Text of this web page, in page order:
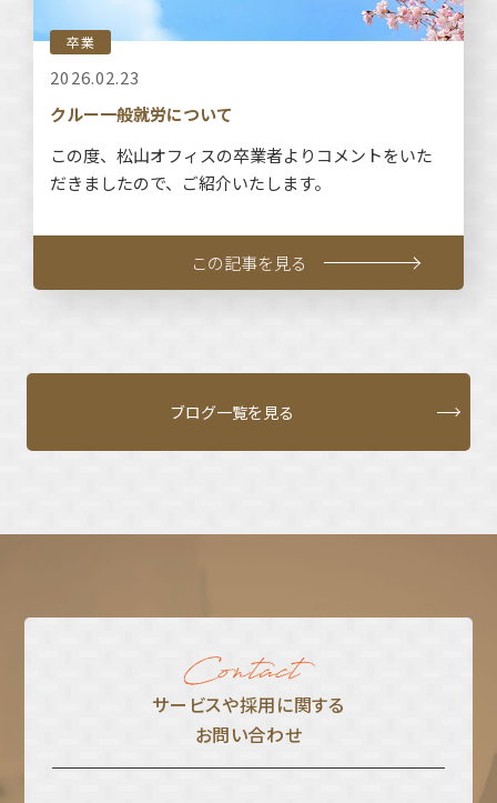
卒業
2026.02.23
クルー一般就労について
この度、松山オフィスの卒業者よりコメントをいた
だきましたので、ご紹介いたします。
この記事を見る
ブログ一覧を見る
サービスや採⽤に関する
お問い合わせ